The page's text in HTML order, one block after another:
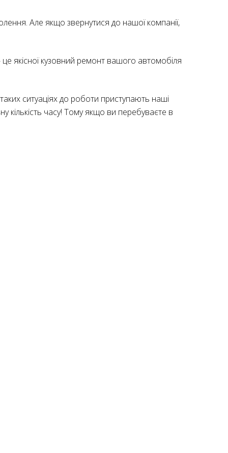
Але якщо звернутися до нашої компанії,
якісної кузовний ремонт вашого автомобіля
ситуаціях до роботи приступають наші
кількість часу! Тому якщо ви перебуваєте в